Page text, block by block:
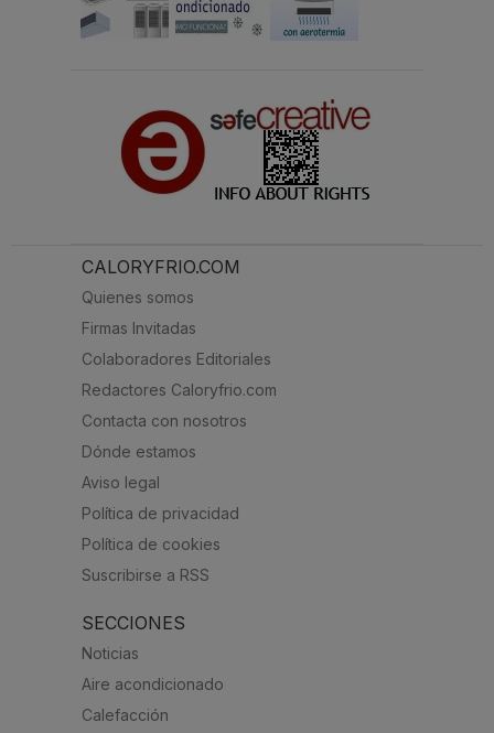
CALORYFRIO.COM
Quienes somos
Firmas Invitadas
Colaboradores Editoriales
Redactores Caloryfrio.com
Contacta con nosotros
Dónde estamos
Aviso legal
Política de privacidad
Política de cookies
Suscribirse a RSS
SECCIONES
Noticias
Aire acondicionado
Calefacción